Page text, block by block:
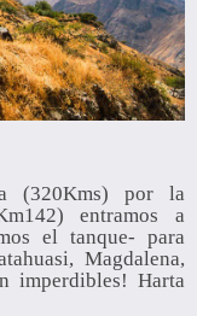
(320Kms) por la
entramos a
el tanque- para
Magdalena,
imperdibles! Harta